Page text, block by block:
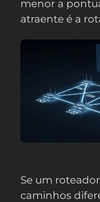
menor a
atraente é a
Se um
caminhos